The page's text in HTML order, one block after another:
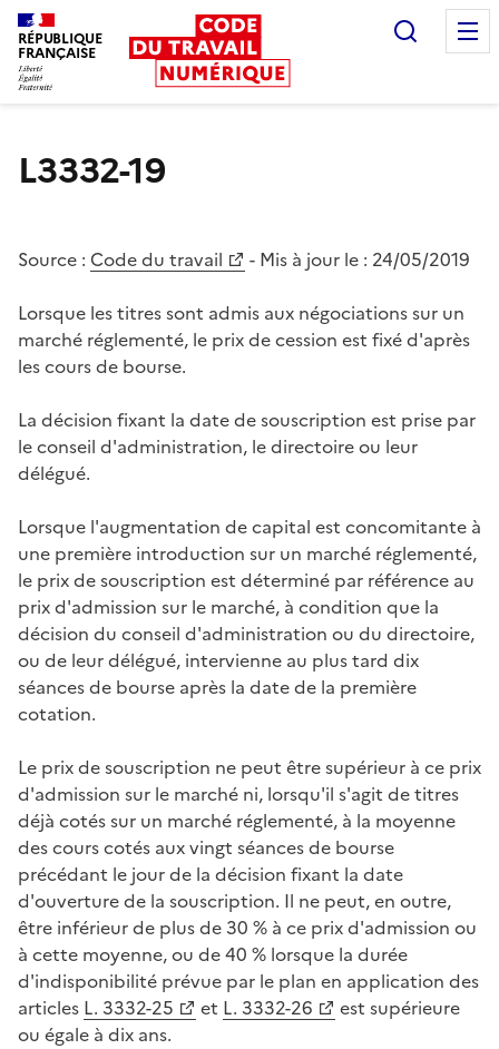
RÉPUBLIQUE
FRANÇAISE
L3332-19
Source : Code du travail - Mis à jour le : 24/05/2019
Lorsque les titres sont admis aux négociations sur un
marché réglementé, le prix de cession est fixé d'après
les cours de bourse.
La décision fixant la date de souscription est prise par
le conseil d'administration, le directoire ou leur
délégué.
Lorsque l'augmentation de capital est concomitante à
une première introduction sur un marché réglementé,
le prix de souscription est déterminé par référence au
prix d'admission sur le marché, à condition que la
décision du conseil d'administration ou du directoire,
ou de leur délégué, intervienne au plus tard dix
séances de bourse après la date de la première
cotation.
Le prix de souscription ne peut être supérieur à ce prix
d'admission sur le marché ni, lorsqu'il s'agit de titres
déjà cotés sur un marché réglementé, à la moyenne
des cours cotés aux vingt séances de bourse
précédant le jour de la décision fixant la date
d'ouverture de la souscription. Il ne peut, en outre,
être inférieur de plus de 30 % à ce prix d'admission ou
à cette moyenne, ou de 40 % lorsque la durée
d'indisponibilité prévue par le plan en application des
articles L. 3332-25 et L. 3332-26
est supérieure
ou égale à dix ans.